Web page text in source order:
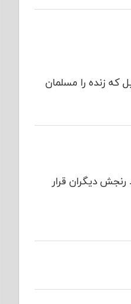
که زنده را مسلمان
دیگران قرار